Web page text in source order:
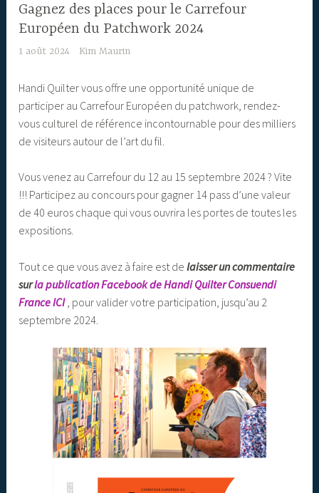
Gagnez des places pour le Carrefour
Européen du Patchwork 2024
1 août 2024 Kim Maurin
Handi Quilter vous offre une opportunité unique de
participer au Carrefour Européen du patchwork, rendez-
vous culturel de référence incontournable pour des milliers
de visiteurs autour de l’art du fil.
Vous venez au Carrefour du 12 au 15 septembre 2024 ? Vite
!!! Participez au concours pour gagner 14 pass d’une valeur
de 40 euros chaque qui vous ouvrira les portes de toutes les
expositions.
Tout ce que vous avez à faire est delaisser un commentaire
surla publication Facebook de Handi Quilter Consuendi
France ICI, pour valider votre participation, jusqu’au 2
septembre 2024.